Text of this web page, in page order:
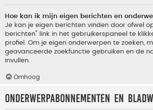
Hoe kan ik mijn eigen berichten en
Je kan je eigen berichten vinden door ofwel
berichten" link in het gebruikerspaneel te
profiel. Om je eigen onderwerpen te zoeken,
geavanceerde zoekfunctie gebruiken en de
invullen.
Omhoog
Onderwerpabonnementen en